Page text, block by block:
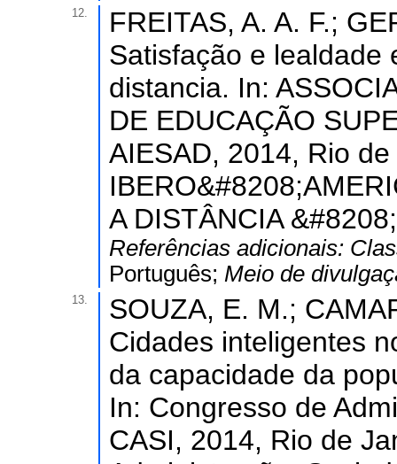
12.
FREITAS, A. A. F.;
Satisfação e lealdade
distancia. In:
DE EDUCAÇÃO
AIESAD, 2014, Rio
A DISTÂNCIA
Referências adicionais:
Português; Meio de
13.
SOUZA, E. M.;
Cidades inteligentes
da capacidade da
In: Congresso de
CASI, 2014, Rio de